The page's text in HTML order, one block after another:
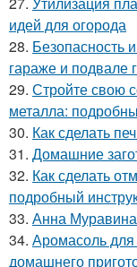
идей для огорода
28. Безопасность
гараже и подвале
29. Стройте свою
металла:
30. Как сделать
31. Домашние
32. Как сделать
подробный
33. Анна
34. Аромасоль
домашнего